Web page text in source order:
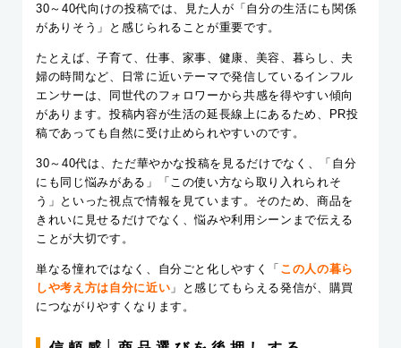
30～40代向けの投稿では、見た人が「自分の生活にも関係
がありそう」と感じられることが重要です。
たとえば、子育て、仕事、家事、健康、美容、暮らし、夫
婦の時間など、日常に近いテーマで発信しているインフル
エンサーは、同世代のフォロワーから共感を得やすい傾向
があります。投稿内容が生活の延長線上にあるため、PR投
稿であっても自然に受け止められやすいのです。
30～40代は、ただ華やかな投稿を見るだけでなく、「自分
にも同じ悩みがある」「この使い方なら取り入れられそ
う」といった視点で情報を見ています。そのため、商品を
きれいに見せるだけでなく、悩みや利用シーンまで伝える
ことが大切です。
単なる憧れではなく、自分ごと化しやすく「 この人の暮ら
しや考え方は自分に近い 」と感じてもらえる発信が、購買
につながりやすくなります。